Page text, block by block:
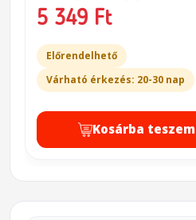
5 349 Ft
Előrendelhető
Várható érkezés: 20-30 nap
Kosárba teszem